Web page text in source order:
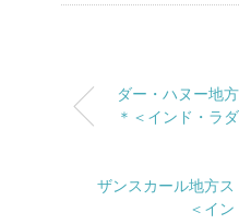
ダー・ハヌー地
＊＜インド・ラ
ザンスカール地方ス
＜イ